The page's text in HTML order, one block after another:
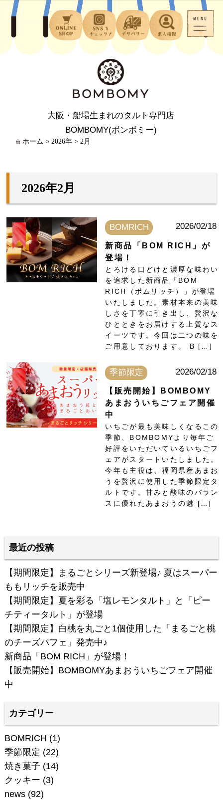
大阪・船場生まれのタルト専門店
BOMBOMY(ボンボミー)
ホーム > 2026年> 2月
2026年2月
BOMRICH 2026/02/18
新商品「BOM RICH」が
登場！
とろける口どけと濃厚な味わい
を追求した新商品「BOM
RICH（ボムリッチ）」が登場
いたしました。素材本来の美味
しさを丁寧に引き出し、贅沢な
ひとときをお届けする上質なス
イーツです。今回は二つの味を
ご用意しております。 B […]
季節限定 2026/02/18
【販売開始】BOMBOMY
あまおういちごフェア開催
中
いちごが最も美味しくなるこの
季節、BOMBOMYより毎年ご
好評をいただいているいちごフ
ェアがスタートいたしました。
今年も主役は、福岡県産あまお
うを贅沢に使用した季節限定タ
ルトです。甘みと酸味のバラン
スに優れたあまおうの魅 […]
最近の投稿
【期間限定】まるごとシリーズ新登場♪ 夏はスーパー
ももリッチを販売中
【期間限定】夏を彩る「塩レモンタルト」と「ピー
チティータルト」が登場
【期間限定】白桃を丸ごと1個使用した「まるごと桃
のチーズパフェ」発売中♪
新商品「BOM RICH」が登場！
【販売開始】BOMBOMYあまおういちごフェア開催
中
カテゴリー
BOMRICH (1)
季節限定 (22)
焼き菓子 (14)
クッキー (3)
news(92)